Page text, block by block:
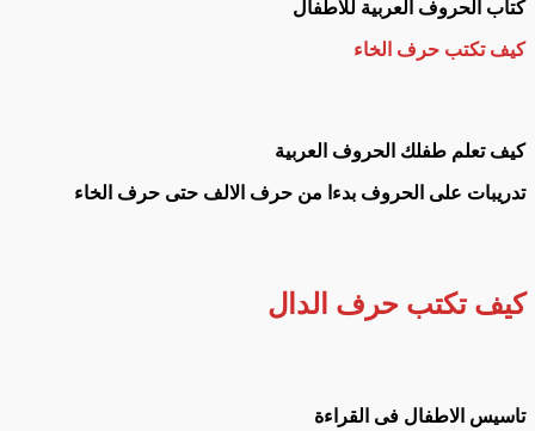
كتاب الحروف العربية للاطفال
كيف تكتب حرف الخاء
كيف تعلم طفلك الحروف العربية
تدريبات على الحروف بدءا من حرف الالف حتى حرف الخاء
كيف تكتب حرف الدال
تاسيس الاطفال فى القراءة